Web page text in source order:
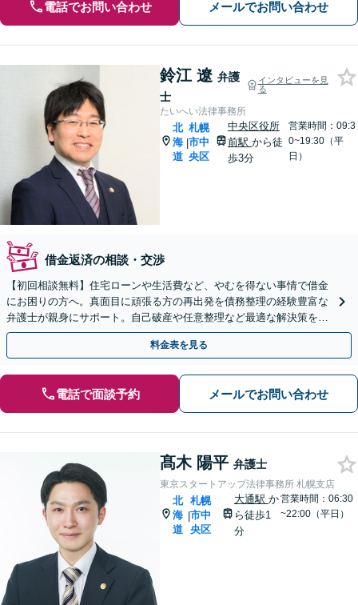
電話でお問い合わせ メールでお問い合わせ
鈴江 遼 弁護
士
インタビューを見
る
たいへい法律事務所
北
海
道
|
札幌
市中
央区
中央区役所
前駅 から徒
歩3分
営業時間：09:3
0~19:30（平
日）
借金返済の相談・交渉
【初回相談無料】住宅ローンや生活費など、やむを得ない事情で借金
にお困りの方へ。真面目に頑張る方の再出発を債務整理の経験豊富な
弁護士が親身にサポート。自己破産や任意整理など最適な解決策をご
提案します。地下鉄駅徒歩５分。まずはご相談ください。
料金表を見る
電話で面談予約 メールでお問い合わせ
髙木 陽平 弁護士
東京スタートアップ法律事務所 札幌支店
北
海
道
|
札幌
市中
央区
大通駅 か
ら徒歩1
分
営業時間：06:30
~22:00（平日）